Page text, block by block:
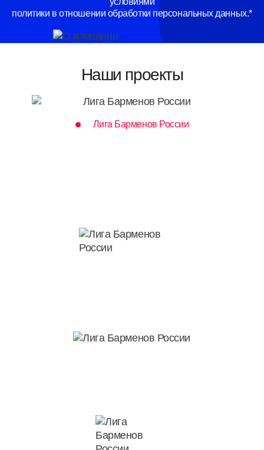
политики в отношении обработки персональных данных.*
Наши проекты
Лига Барменов России